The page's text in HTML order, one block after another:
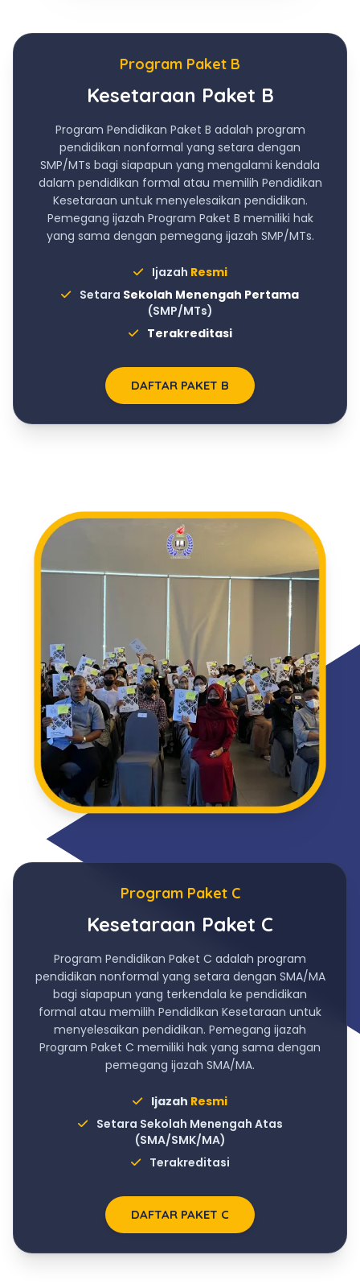
Program Paket B
Kesetaraan Paket B
Program Pendidikan Paket B adalah program
pendidikan nonformal yang setara dengan
SMP/MTs bagi siapapun yang mengalami kendala
dalam pendidikan formal atau memilih Pendidikan
Kesetaraan untuk menyelesaikan pendidikan.
Pemegang ijazah Program Paket B memiliki hak
yang sama dengan pemegang ijazah SMP/MTs.
Ijazah Resmi
Setara Sekolah Menengah Pertama
(SMP/MTs)
Terakreditasi
DAFTAR PAKET B
Program Paket C
Kesetaraan Paket C
Program Pendidikan Paket C adalah program
pendidikan nonformal yang setara dengan SMA/MA
bagi siapapun yang terkendala ke pendidikan
formal atau memilih Pendidikan Kesetaraan untuk
menyelesaikan pendidikan. Pemegang ijazah
Program Paket C memiliki hak yang sama dengan
pemegang ijazah SMA/MA.
Ijazah Resmi
Setara Sekolah Menengah Atas
(SMA/SMK/MA)
Terakreditasi
DAFTAR PAKET C